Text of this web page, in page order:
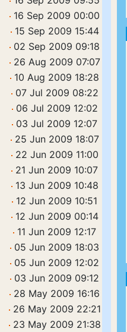
16 Sep 2009 00:00
15 Sep 2009 15:44
02 Sep 2009 09:18
26 Aug 2009 07:07
10 Aug 2009 18:28
07 Jul 2009 08:22
06 Jul 2009 12:02
03 Jul 2009 12:07
25 Jun 2009 18:07
22 Jun 2009 11:00
21 Jun 2009 10:07
13 Jun 2009 10:48
12 Jun 2009 10:51
12 Jun 2009 00:14
11 Jun 2009 12:17
05 Jun 2009 18:03
05 Jun 2009 12:02
03 Jun 2009 09:12
28 May 2009 16:16
26 May 2009 22:21
23 May 2009 21:38